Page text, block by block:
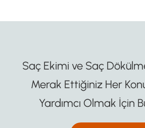
Saç Ekimi ve Saç
Merak Ettiğiniz Her
Yardımcı Olmak İçin